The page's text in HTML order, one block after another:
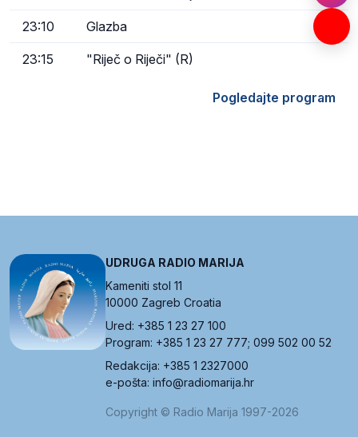
23:10 Glazba
23:15 "Riječ o Riječi" (R)
Pogledajte program
UDRUGA RADIO MARIJA
Kameniti stol 11
10000 Zagreb Croatia
Ured: +385 1 23 27 100
Program: +385 1 23 27 777; 099 502 00 52
Redakcija: +385 1 2327000
e-pošta: info@radiomarija.hr
Copyright © Radio Marija 1997-2026